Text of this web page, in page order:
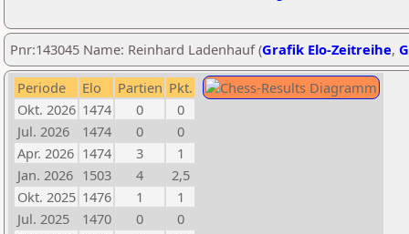
Pnr:143045 Name: Reinhard Ladenhauf (Grafik Elo-Zeitreihe,
Periode Elo Partien Pkt.
Okt. 2026 1474 0
0
Jul. 2026
1474 0
0
Apr. 2026 1474 3
1
Jan. 2026 1503 4
2,5
Okt. 2025 1476 1
1
Jul. 2025
1470 0
0